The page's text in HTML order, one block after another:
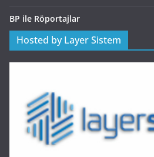
BP ile Röportajlar
Hosted by Layer Sistem